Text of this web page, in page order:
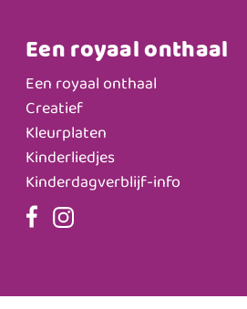
Een royaal onthaal
Een royaal onthaal
Creatief
Kleurplaten
Kinderliedjes
Kinderdagverblijf-info